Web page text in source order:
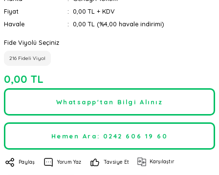
Fiyat
0,00 TL + KDV
Havale
0,00 TL (%4,00 havale indirimi)
Fide Viyolü Seçiniz
216 Fideli Viyol
0,00 TL
Whatsapp'tan Bilgi Alınız
Hemen Ara: 0242 606 19 60
Paylaş Yorum Yaz Tavsiye Et Karşılaştır